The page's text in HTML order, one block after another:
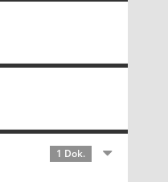
1 Dok.